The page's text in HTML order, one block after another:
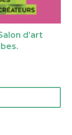
d’art